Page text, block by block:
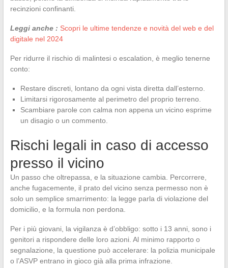
recinzioni confinanti.
Leggi anche : Scopri le ultime tendenze e novità del web e del
digitale nel 2024
Per ridurre il rischio di malintesi o escalation, è meglio tenerne
conto:
Restare discreti, lontano da ogni vista diretta dall’esterno.
Limitarsi rigorosamente al perimetro del proprio terreno.
Scambiare parole con calma non appena un vicino esprime
un disagio o un commento.
Rischi legali in caso di accesso
presso il vicino
Un passo che oltrepassa, e la situazione cambia. Percorrere,
anche fugacemente, il prato del vicino senza permesso non è
solo un semplice smarrimento: la legge parla di violazione del
domicilio, e la formula non perdona.
Per i più giovani, la vigilanza è d’obbligo: sotto i 13 anni, sono i
genitori a rispondere delle loro azioni. Al minimo rapporto o
segnalazione, la questione può accelerare: la polizia municipale
o l’ASVP entrano in gioco già alla prima infrazione.